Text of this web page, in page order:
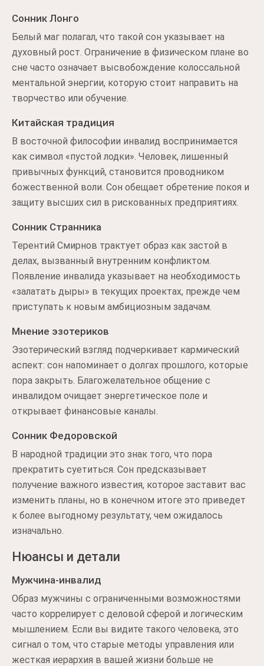
Сонник Лонго
Белый маг полагал, что такой сон указывает на
духовный рост. Ограничение в физическом плане во
сне часто означает высвобождение колоссальной
ментальной энергии, которую стоит направить на
творчество или обучение.
Китайская традиция
В восточной философии инвалид воспринимается
как символ «пустой лодки». Человек, лишенный
привычных функций, становится проводником
божественной воли. Сон обещает обретение покоя и
защиту высших сил в рискованных предприятиях.
Сонник Странника
Терентий Смирнов трактует образ как застой в
делах, вызванный внутренним конфликтом.
Появление инвалида указывает на необходимость
«залатать дыры» в текущих проектах, прежде чем
приступать к новым амбициозным задачам.
Мнение эзотериков
Эзотерический взгляд подчеркивает кармический
аспект: сон напоминает о долгах прошлого, которые
пора закрыть. Благожелательное общение с
инвалидом очищает энергетическое поле и
открывает финансовые каналы.
Сонник Федоровской
В народной традиции это знак того, что пора
прекратить суетиться. Сон предсказывает
получение важного известия, которое заставит вас
изменить планы, но в конечном итоге это приведет
к более выгодному результату, чем ожидалось
изначально.
Нюансы и детали
Мужчина-инвалид
Образ мужчины с ограниченными возможностями
часто коррелирует с деловой сферой и логическим
мышлением. Если вы видите такого человека, это
сигнал о том, что старые методы управления или
жесткая иерархия в вашей жизни больше не